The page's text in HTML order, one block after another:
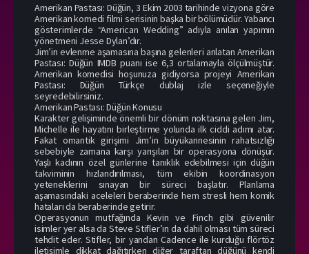
Amerikan Pastası: Düğün, 3 Ekim 2003 tarihinde vizyona göre
Amerikan komedi filmi serisinin başka bir bölümüdür. Yabancı
gösterimlerde “American Wedding” adıyla anılan yapımın
yönetmeni Jesse Dylan’dır.
Jim’in evlenme aşamasına başına gelenleri anlatan Amerikan
Pastası: Düğün IMDB puanı ise 6,3 ortalamayla ölçülmüştür.
Amerikan komedisi hoşunuza gidiyorsa projeyi Amerikan
Pastası: Düğün Türkçe dublaj izle seçeneğiyle
seyredebilirsiniz.
Amerikan Pastası: Düğün Konusu
Karakter gelişiminde önemli bir dönüm noktasına gelen Jim,
Michelle ile hayatını birleştirme yolunda ilk ciddi adımı atar.
Fakat omantik girişimi Jim’in büyükannesinin rahatsızlığı
sebebiyle zamana karşı yarışılan bir operasyona dönüşür.
Yaşlı kadının özel günlerine tanıklık edebilmesi için düğün
takviminin hızlandırılması, tüm ekibin koordinasyon
yeteneklerini sınayan bir süreci başlatır. Planlama
aşamasındaki aceleleri beraberinde hem stresli hem komik
hataları da beraberinde getirir.
Operasyonun mutfağında Kevin ve Finch gibi güvenilir
isimler yer alsa da Steve Stifler’ın da dahil olması tüm süreci
tehdit eder. Stifler, bir yandan Cadence ile kurduğu flörtöz
iletişimle dikkat dağıtırken diğer taraftan düğünü kendi